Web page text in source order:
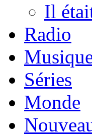
Il
Radio
Séries
Monde